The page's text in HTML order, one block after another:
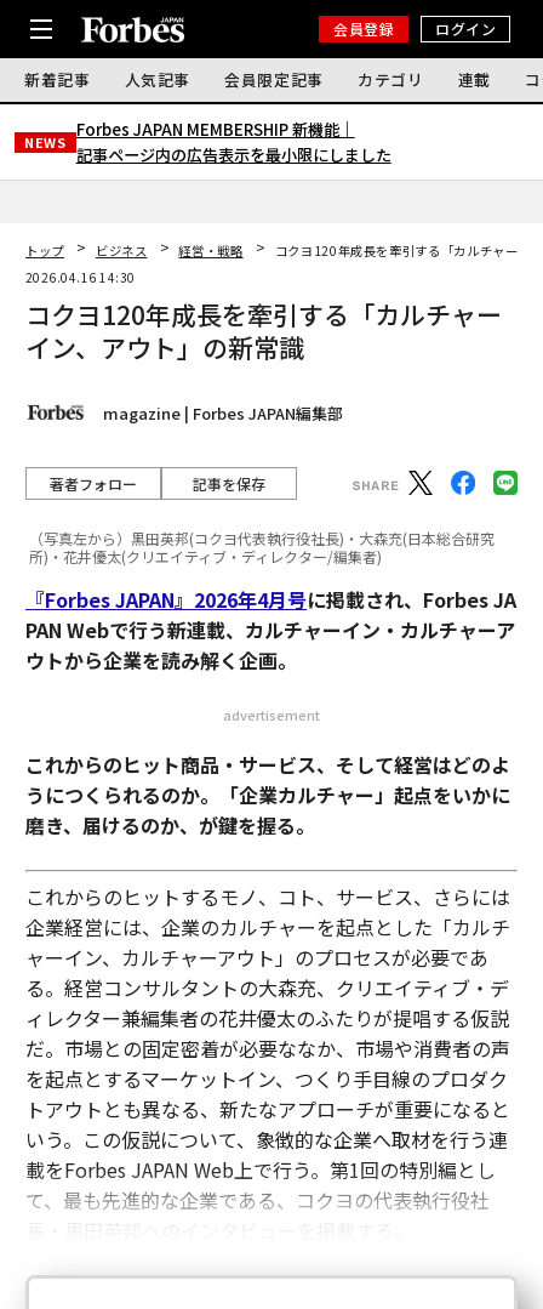
会員登録 ログイン
新着記事 人気記事 会員限定記事 カテゴリ 連載
NEWS
Forbes JAPAN MEMBERSHIP 新機能｜
記事ページ内の広告表示を最小限にしました
トップ ビジネス 経営・戦略
コクヨ120年成長を牽引する「カルチャーイ
2026.04.16 14:30
コクヨ120年成長を牽引する「カルチャー
イン、アウト」の新常識
magazine | Forbes JAPAN編集部
著者フォロー 記事を保存
（写真左から）黒田英邦(コクヨ代表執行役社長)・大森充(日本総合研究
所)・花井優太(クリエイティブ・ディレクター/編集者)
『Forbes JAPAN』2026年4月号に掲載され、Forbes JA
PAN Webで行う新連載、カルチャーイン・カルチャーア
ウトから企業を読み解く企画。
advertisement
これからのヒット商品・サービス、そして経営はどのよ
うにつくられるのか。「企業カルチャー」起点をいかに
磨き、届けるのか、が鍵を握る。
これからのヒットするモノ、コト、サービス、さらには
企業経営には、企業のカルチャーを起点とした「カルチ
ャーイン、カルチャーアウト」のプロセスが必要であ
る。経営コンサルタントの大森充、クリエイティブ・デ
ィレクター兼編集者の花井優太のふたりが提唱する仮説
だ。市場との固定密着が必要ななか、市場や消費者の声
を起点とするマーケットイン、つくり手目線のプロダク
トアウトとも異なる、新たなアプローチが重要になると
いう。この仮説について、象徴的な企業へ取材を行う連
載をForbes JAPAN Web上で行う。第1回の特別編とし
て、最も先進的な企業である、コクヨの代表執行役社